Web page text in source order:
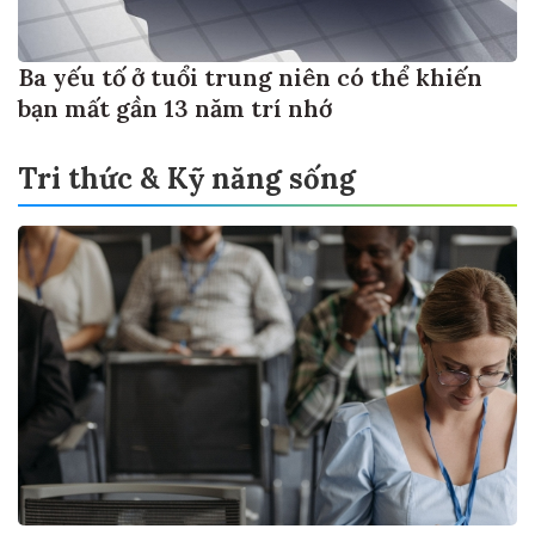
Ba yếu tố ở tuổi trung niên có thể khiến
bạn mất gần 13 năm trí nhớ
Tri thức & Kỹ năng sống